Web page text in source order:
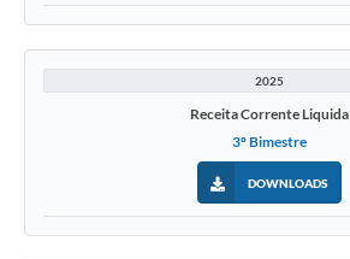
2025
Receita Corrente Liquida
3º Bimestre
DOWNLOADS